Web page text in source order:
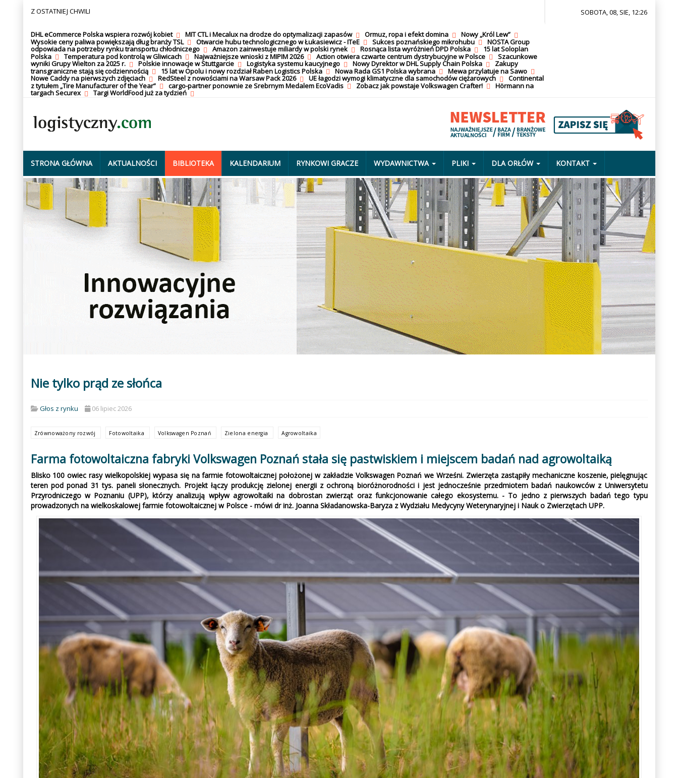
Z OSTATNIEJ CHWILI
DHL eCommerce Polska wspiera rozwój kobiet MIT CTL i Mecalux na drodze do optymalizacji zapasów Ormuz, ropa i efekt domina
Nowy „Król Lew”
Wysokie ceny paliwa powiększają dług branży TSL
Otwarcie hubu technologicznego w Łukasiewicz - ITeE Sukces poznańskiego mikrohubu
NOSTA Group
odpowiada na potrzeby rynku transportu chłodniczego
Amazon zainwestuje miliardy w polski rynek Rosnąca lista wyróżnień DPD Polska
15 lat Soloplan
Polska
Temperatura pod kontrolą w Gliwicach Najważniejsze wnioski z MIPIM 2026 Action otwiera czwarte centrum dystrybucyjne w Polsce
Szacunkowe
wyniki Grupy Wielton za 2025 r.
Polskie innowacje w Stuttgarcie Logistyka systemu kaucyjnego Nowy Dyrektor w DHL Supply Chain Polska
Zakupy
transgraniczne stają się codziennością
15 lat w Opolu i nowy rozdział Raben Logistics Polska Nowa Rada GS1 Polska wybrana
Mewa przylatuje na Sawo
Nowe Caddy na pierwszych zdjęciach
RedSteel z nowościami na Warsaw Pack 2026 UE łagodzi wymogi klimatyczne dla samochodów ciężarowych
Continental
z tytułem „Tire Manufacturer of the Year”
cargo-partner ponownie ze Srebrnym Medalem EcoVadis Zobacz jak powstaje Volkswagen Crafter!
Hörmann na
targach Securex
Targi WorldFood już za tydzień
SOBOTA, 08, SIE, 12:26
STRONA GŁÓWNA AKTUALNOŚCI BIBLIOTEKA KALENDARIUM RYNKOWI GRACZE WYDAWNICTWA PLIKI DLA ORŁÓW KONTAKT
Nie tylko prąd ze słońca
Głos z rynku 06 lipiec 2026
Zrównoważony rozwój Fotowoltaika Volkswagen Poznań Zielona energia Agrowoltaika
Farma fotowoltaiczna fabryki Volkswagen Poznań stała się pastwiskiem i miejscem badań nad agrowoltaiką
Blisko 100 owiec rasy wielkopolskiej wypasa się na farmie fotowoltaicznej położonej w zakładzie Volkswagen Poznań we Wrześni. Zwierzęta zastąpiły mechaniczne koszenie, pielęgnując
teren pod ponad 31 tys. paneli słonecznych. Projekt łączy produkcję zielonej energii z ochroną bioróżnorodności i jest jednocześnie przedmiotem badań naukowców z Uniwersytetu
Przyrodniczego w Poznaniu (UPP), którzy analizują wpływ agrowoltaiki na dobrostan zwierząt oraz funkcjonowanie całego ekosystemu. - To jedno z pierwszych badań tego typu
prowadzonych na wielkoskalowej farmie fotowoltaicznej w Polsce - mówi dr inż. Joanna Składanowska-Baryza z Wydziału Medycyny Weterynaryjnej i Nauk o Zwierzętach UPP.